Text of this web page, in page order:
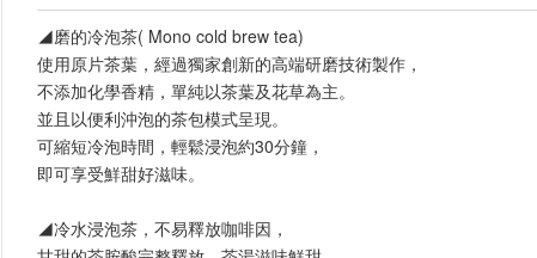
◢磨的冷泡茶( Mono cold brew tea)
使用原片茶葉，經過獨家創新的高端研磨技術製作，
不添加化學香精，單純以茶葉及花草為主。
並且以便利沖泡的茶包模式呈現。
可縮短冷泡時間，輕鬆浸泡約30分鐘，
即可享受鮮甜好滋味。
◢冷水浸泡茶，不易釋放咖啡因，